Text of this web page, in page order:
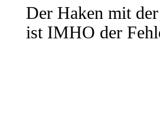
Der Haken mit
ist IMHO der